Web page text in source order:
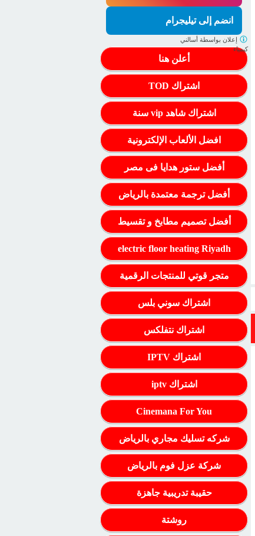
انضم إلى تيليجرام
أعلن هنا
اشتراك TOD
اشتراك شاهد vip سنة
افضل الألعاب الإلكترونية
أفضل ستور هدايا فى مصر
أفضل ترجمة معتمدة بالرياض
أفضل تصميم مطابخ و تقسيط
electric floor heating Riyadh
متجر قوتي للمنتجات الرقمية
اشتراك سوني بلس
اشتراك نتفلكس
اشتراك IPTV
اشتراك iptv
Cinemana For You
شركه تسليك مجاري بالرياض
شركة عزل فوم بالرياض
حقيبة تدريبية جاهزة
روشتة
إعلان بواسطة أسالني
كيمياء